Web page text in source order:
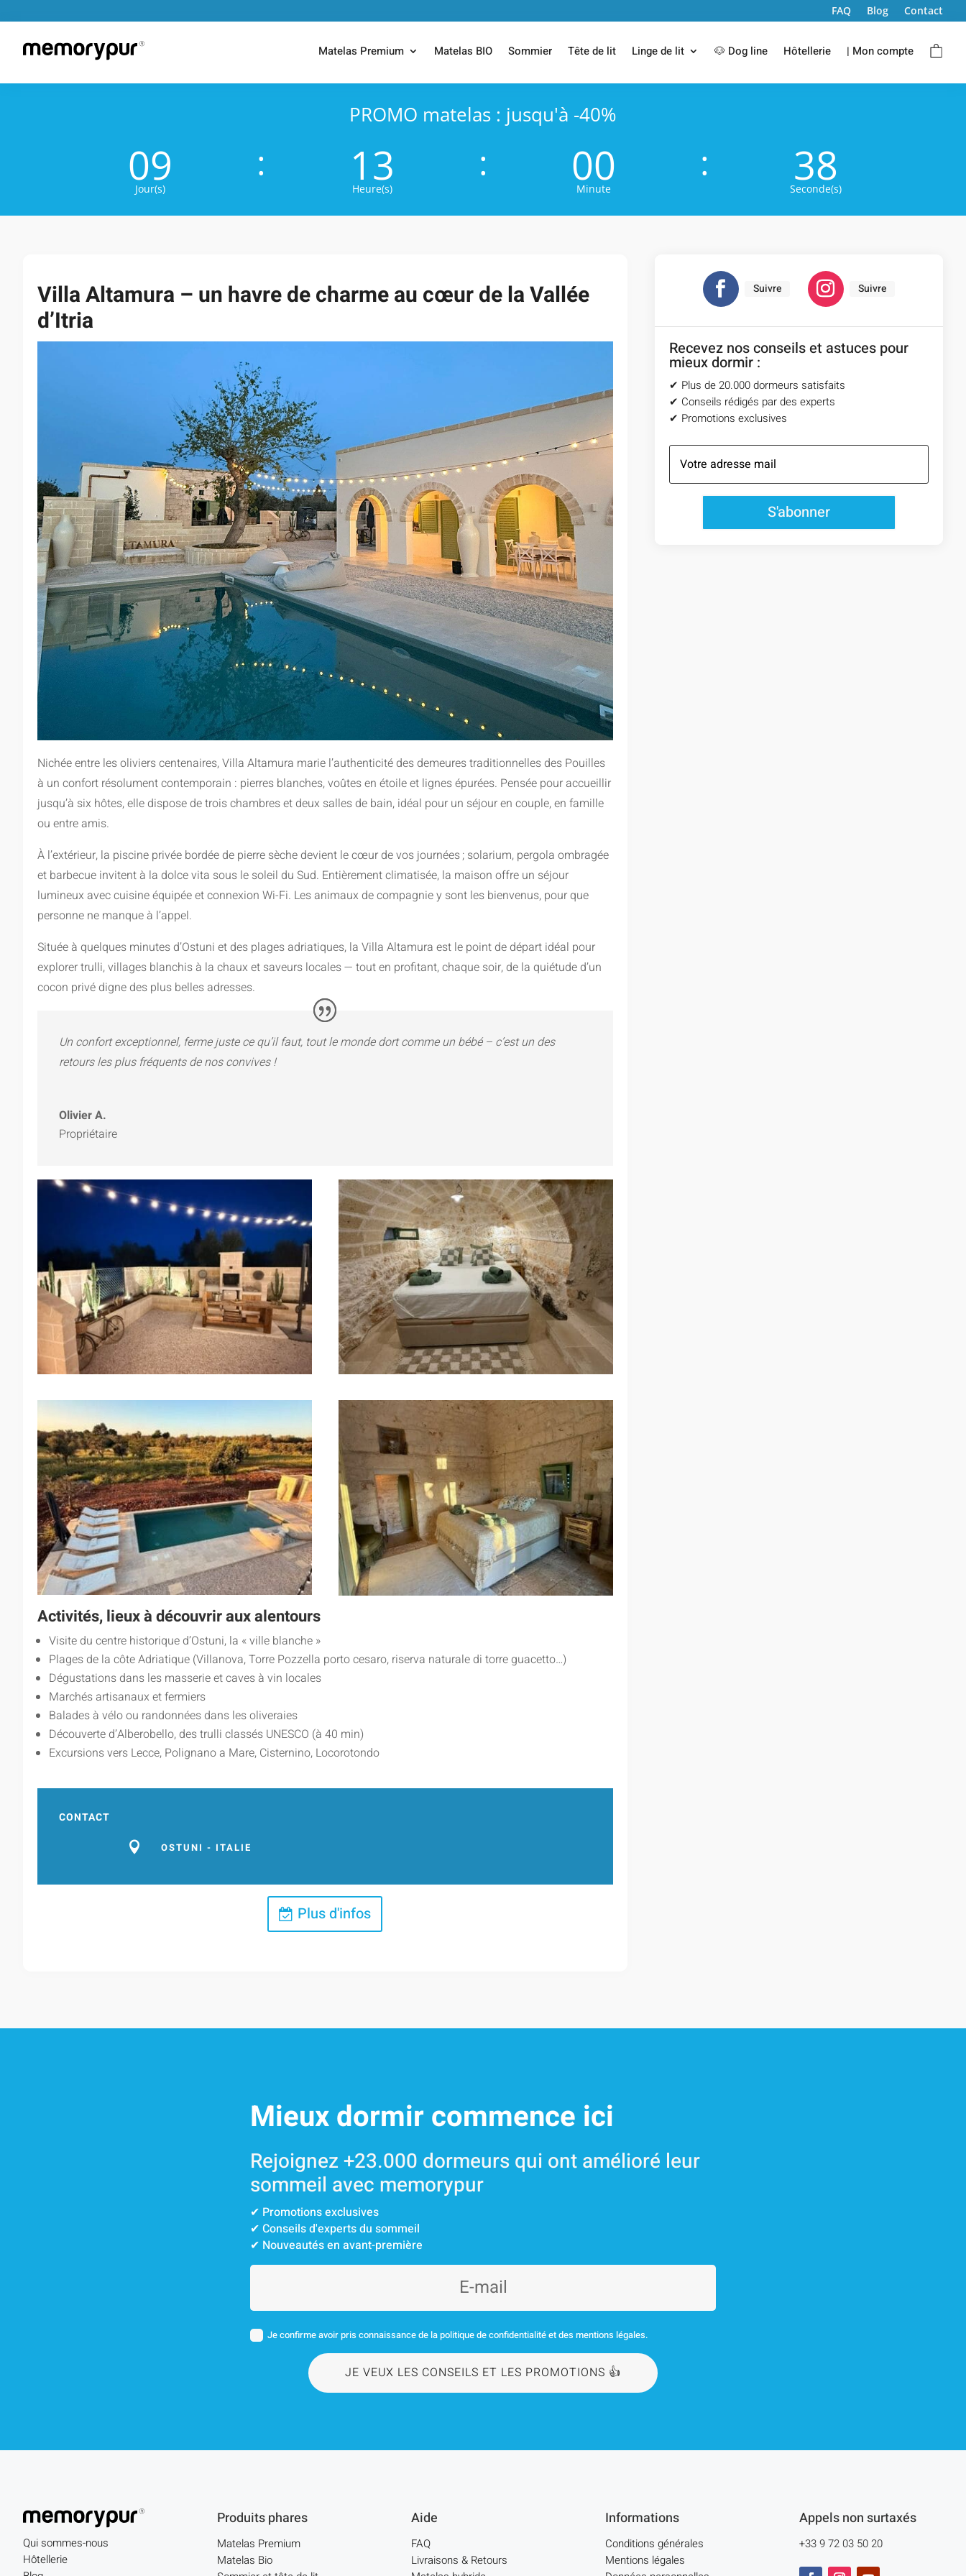
FAQ Blog Contact
Matelas Premium Matelas BIO Sommier Tête de lit Linge de lit 🐶 Dog line Hôtellerie | Mon compte
PROMO matelas : jusqu'à -40%
009
Jour(s)
: 13
Heure(s)
: 00
Minute
: 37
Seconde(s)
Villa Altamura – un havre de charme au cœur de la Vallée
d’Itria
Nichée entre les oliviers centenaires, Villa Altamura marie l’authenticité des demeures traditionnelles des Pouilles
à un confort résolument contemporain : pierres blanches, voûtes en étoile et lignes épurées. Pensée pour accueillir
jusqu’à six hôtes, elle dispose de trois chambres et deux salles de bain, idéal pour un séjour en couple, en famille
ou entre amis.
À l’extérieur, la piscine privée bordée de pierre sèche devient le cœur de vos journées ; solarium, pergola ombragée
et barbecue invitent à la dolce vita sous le soleil du Sud. Entièrement climatisée, la maison offre un séjour
lumineux avec cuisine équipée et connexion Wi-Fi. Les animaux de compagnie y sont les bienvenus, pour que
personne ne manque à l’appel.
Située à quelques minutes d’Ostuni et des plages adriatiques, la Villa Altamura est le point de départ idéal pour
explorer trulli, villages blanchis à la chaux et saveurs locales — tout en profitant, chaque soir, de la quiétude d’un
cocon privé digne des plus belles adresses.
Un confort exceptionnel, ferme juste ce qu’il faut, tout le monde dort comme un bébé – c’est un des
retours les plus fréquents de nos convives !
Olivier A.
Propriétaire
Activités, lieux à découvrir aux alentours
Visite du centre historique d’Ostuni, la « ville blanche »
Plages de la côte Adriatique (Villanova, Torre Pozzella porto cesaro, riserva naturale di torre guacetto…)
Dégustations dans les masserie et caves à vin locales
Marchés artisanaux et fermiers
Balades à vélo ou randonnées dans les oliveraies
Découverte d’Alberobello, des trulli classés UNESCO (à 40 min)
Excursions vers Lecce, Polignano a Mare, Cisternino, Locorotondo
CONTACT
 OSTUNI - ITALIE
Plus d'infos
Suivre Suivre
Recevez nos conseils et astuces pour
mieux dormir :
✔︎ Plus de 20.000 dormeurs satisfaits
✔︎ Conseils rédigés par des experts
✔︎ Promotions exclusives
S'abonner
Mieux dormir commence ici
Rejoignez +23.000 dormeurs qui ont amélioré leur
sommeil avec memorypur
✔︎ Promotions exclusives
✔︎ Conseils d'experts du sommeil
✔︎ Nouveautés en avant-première
Je confirme avoir pris connaissance de la politique de confidentialité et des mentions légales.
JE VEUX LES CONSEILS ET LES PROMOTIONS 👍
Qui sommes-nous
Hôtellerie
Produits phares
Matelas Premium
Matelas Bio
Aide
FAQ
Livraisons & Retours
Informations
Conditions générales
Mentions légales
Appels non surtaxés
+33 9 72 03 50 20